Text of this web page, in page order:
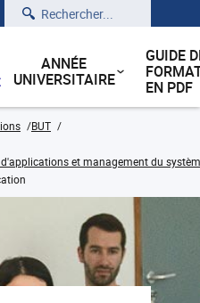
Rechercher
ANNÉE
UNIVERSITAIRE
GUIDE
EN PDF
BUT
et management du